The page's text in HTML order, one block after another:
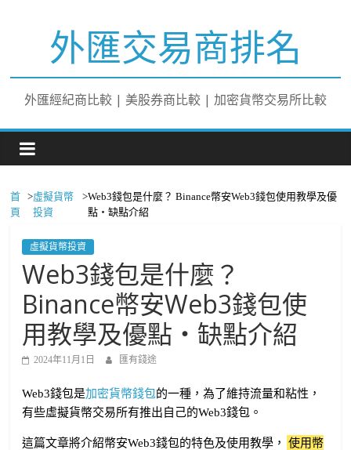
外匯交易商排名
外匯經紀商比較 | 美股券商比較 | 加密貨幣交易所比較
首
頁
>虛擬貨幣
投資
>Web3錢包是什麼？ Binance幣安Web3錢包使用教學及優
點・缺點介紹
虛擬貨幣投資
Web3錢包是什麼？
Binance幣安Web3錢包使
用教學及優點・缺點介紹
2024年11月1日 匯有錢途
Web3錢包是加密貨幣錢包的一種，為了維持流量和粘性，
有些虛擬貨幣交易所有推出自己的Web3錢包。
這篇文章將介紹幣安Web3錢包的特色及使用教學，
使用幣